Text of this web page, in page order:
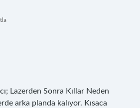
Lazerden Sonra Kıllar Neden
arka planda kalıyor. Kısaca